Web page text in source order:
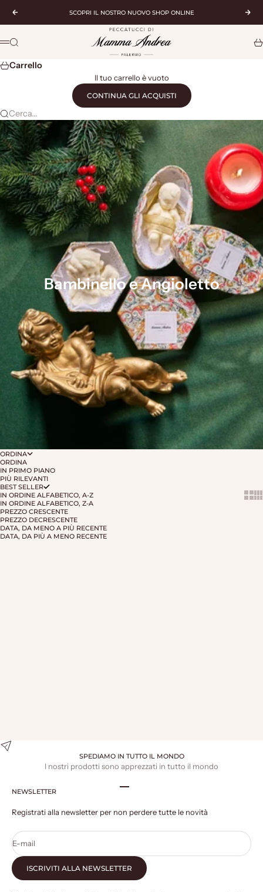
Precedente
SCOPRI IL NOSTRO NUOVO SHOP ONLINE
Peccatucci di Mamma Andrea
Menù
Cerca
Carrello
Il tuo carrello è vuoto
CONTINUA GLI ACQUISTI
Cerca...
Bambinello e Angioletto
ORDINA
ORDINA
IN PRIMO PIANO
PIÙ RILEVANTI
BEST SELLER
IN ORDINE ALFABETICO, A-Z
IN ORDINE ALFABETICO, Z-A
PREZZO CRESCENTE
PREZZO DECRESCENTE
DATA, DA MENO A PIÙ RECENTE
DATA, DA PIÙ A MENO RECENTE
SPEDIAMO IN TUTTO IL MONDO
I nostri prodotti sono apprezzati in tutto il mondo
NEWSLETTER
Registrati alla newsletter per non perdere tutte le novità
E-mail
ISCRIVITI ALLA NEWSLETTER